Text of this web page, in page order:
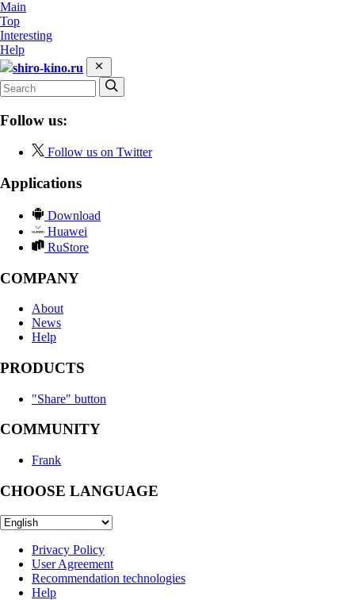
Main
Top
Interesting
Help
shiro-kino.ru
Follow us:
Follow us on Twitter
Applications
Download
Huawei
RuStore
COMPANY
About
News
Help
PRODUCTS
"Share" button
COMMUNITY
Frank
CHOOSE LANGUAGE
Privacy Policy
User Agreement
Recommendation technologies
Help